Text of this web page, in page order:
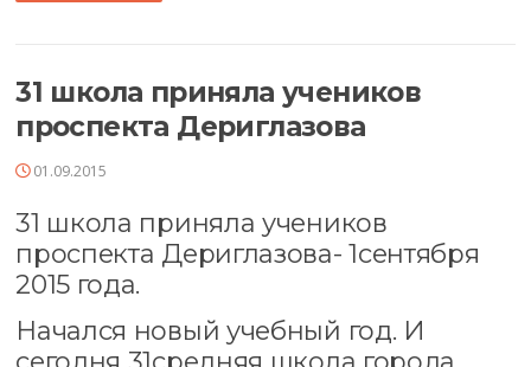
31 школа приняла учеников
проспекта Дериглазова
01.09.2015
31 школа приняла учеников
проспекта Дериглазова- 1сентября
2015 года.
Начался новый учебный год. И